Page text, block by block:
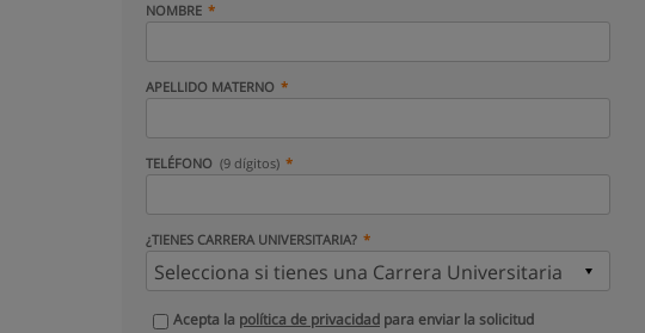
NOMBRE
APELLIDO MATERNO
TELÉFONO (9 dígitos)
¿TIENES CARRERA UNIVERSITARIA?
Acepta la política de privacidad para enviar la solicitud